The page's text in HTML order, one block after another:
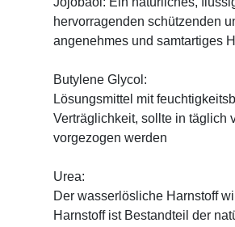
hervorragenden schützenden
angenehmes und samtartiges
Butylene Glycol:
Lösungsmittel mit
Verträglichkeit, sollte in täglich
vorgezogen werden
Urea:
Der wasserlösliche Harnstoff
Harnstoff ist Bestandteil der